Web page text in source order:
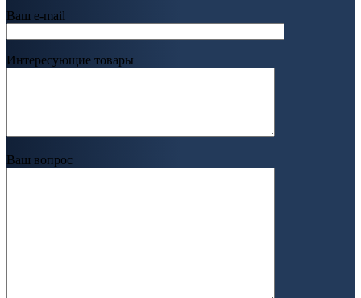
Ваш e-mail
Интересующие товары
Ваш вопрос